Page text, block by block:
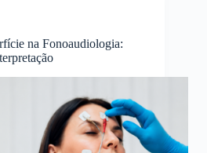
na Fonoaudiologia: